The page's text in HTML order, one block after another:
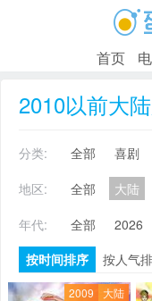
首页
2010以前大
分类: 全部 喜剧
地区:
全部 大陆
年代:
全部 2026
按时间排序
按人气
2009 大陆